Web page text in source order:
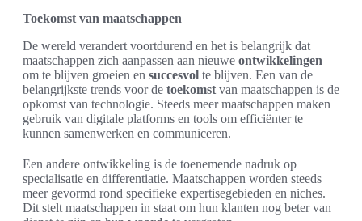
Toekomst van maatschappen
De wereld verandert voortdurend en het is belangrijk dat
maatschappen zich aanpassen aan nieuwe ontwikkelingen
om te blijven groeien en succesvol te blijven. Een van de
belangrijkste trends voor de toekomst van maatschappen is de
opkomst van technologie. Steeds meer maatschappen maken
gebruik van digitale platforms en tools om efficiënter te
kunnen samenwerken en communiceren.
Een andere ontwikkeling is de toenemende nadruk op
specialisatie en differentiatie. Maatschappen worden steeds
meer gevormd rond specifieke expertisegebieden en niches.
Dit stelt maatschappen in staat om hun klanten nog beter van